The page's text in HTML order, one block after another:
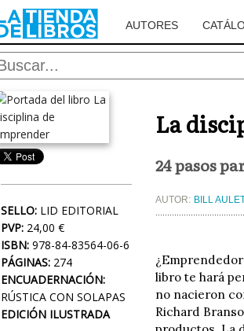
AUTORES
SELLO: LID EDITORIAL
PVP: 24,00 €
ISBN: 978-84-83564-06-6
PÁGINAS: 274
ENCUADERNACIÓN:
RÚSTICA CON SOLAPAS
EDICIÓN ILUSTRADA
La
24 pasos
AUTOR: BILL
libro te hará
no nacieron
Richard